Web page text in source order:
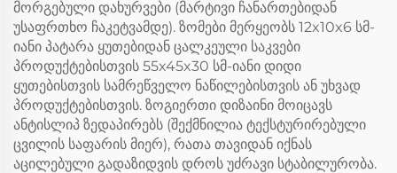
მორგებული დახურვები (მარტივი ჩანართებიდან
უსაფრთხო ჩაკეტვამდე). ზომები მერყეობს 12x10x6 სმ-
იანი პატარა ყუთებიდან ცალკეული საკვები
პროდუქტებისთვის 55x45x30 სმ-იანი დიდი
ყუთებისთვის სამრეწველო ნაწილებისთვის ან უხვად
პროდუქტებისთვის. ზოგიერთი დიზაინი მოიცავს
ანტისლიპ ზედაპირებს (შექმნილია ტექსტურირებული
ცვილის საფარის მიერ), რათა თავიდან იქნას
აცილებული გადაზიდვის დროს უძრავი სტაბილურობა.